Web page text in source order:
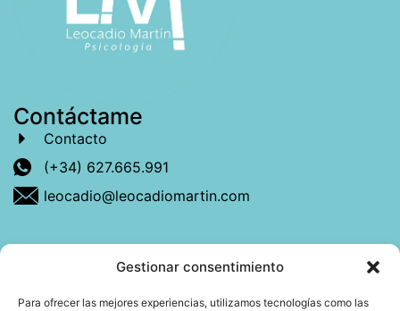
Gestionar consentimiento
Para ofrecer las mejores experiencias, utilizamos tecnologías como las
Contáctame
Contacto
(+34) 627.665.991
leocadio@leocadiomartin.com
Descubre más sobre mí